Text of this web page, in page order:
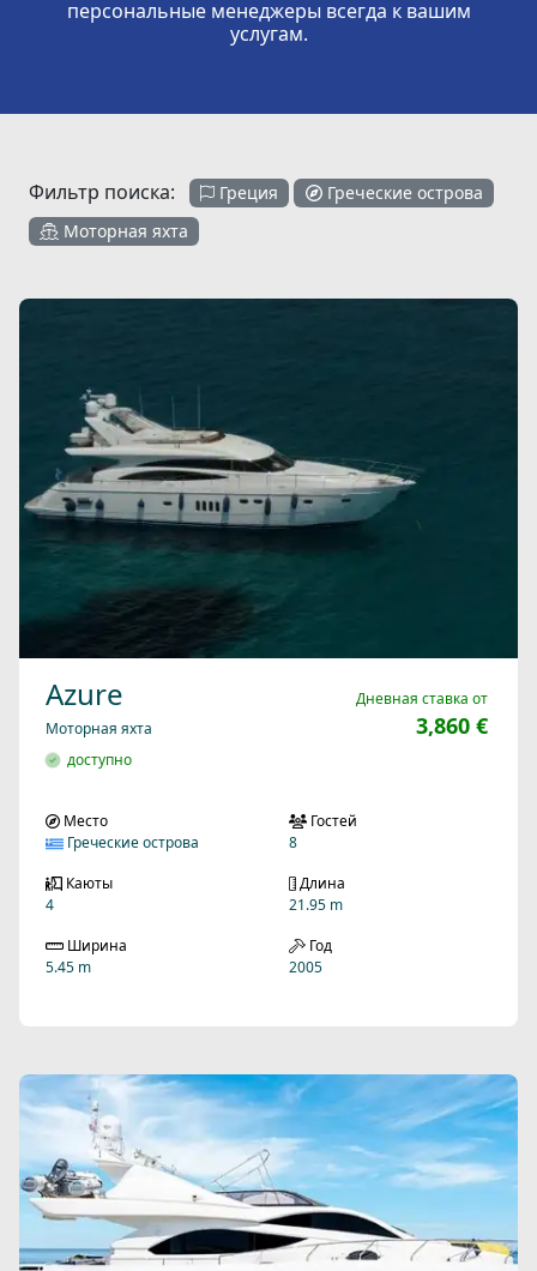
персональные менеджеры всегда к вашим
услугам.
Фильтр поиска: Греция
Греческие острова
Моторная яхта
Azure
Моторная яхта
доступно
Дневная ставка от
3,860 €
Место
Греческие острова
Гостей
8
Каюты
4
Длина
21.95 m
Ширина
5.45 m
Год
2005